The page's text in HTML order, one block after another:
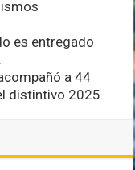
es entregado
a 44
distintivo 2025.